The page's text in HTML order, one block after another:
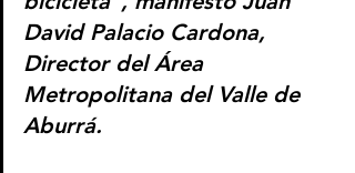
David Palacio Cardona,
Director del Área
Metropolitana del Valle de
Aburrá.